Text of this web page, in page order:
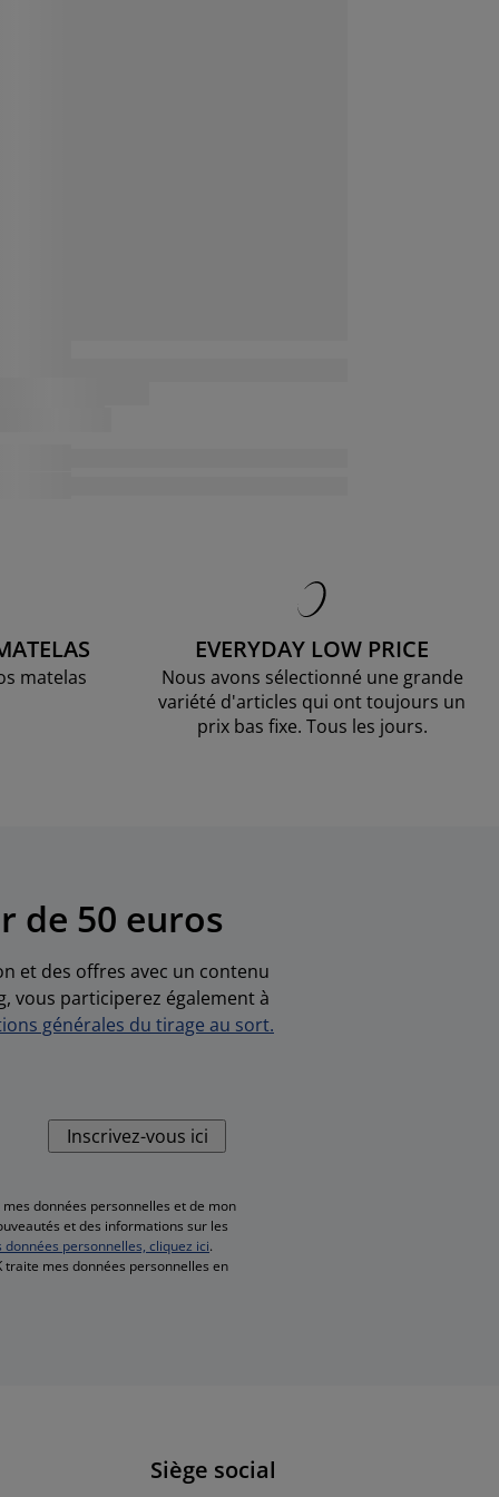
matelas
EVERYDAY LOW PRICE
Nous avons sélectionné une grande
variété d'articles qui ont toujours un
prix bas fixe. Tous les jours.
de 50 euros
et des offres avec un contenu
vous participerez également à
générales du tirage au sort.
Inscrivez-vous ici
données personnelles et de mon
et des informations sur les
personnelles, cliquez ici.
traite mes données personnelles en
Siège social